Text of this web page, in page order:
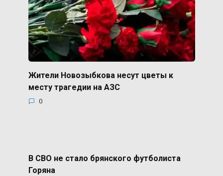
Жители Новозыбкова несут цветы к
месту трагедии на АЗС
0
В СВО не стало брянского футболиста
Горяна